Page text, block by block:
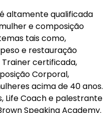
é altamente qualificada
e composição
tais como,
e restauração
Trainer certificada,
Corporal,
acima de 40 anos.
Life Coach e palestrante
Speaking Academy.